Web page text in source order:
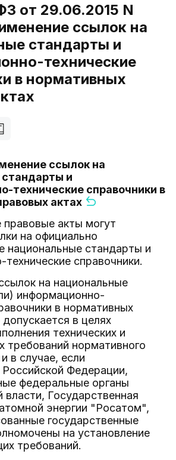
от 29.06.2015 N
ссылок на
стандарты и
технические
в нормативных
ссылок на
и
технические справочники в
актах
акты могут
на официально
национальные стандарты и
справочники.
на национальные
информационно-
в нормативных
в целях
технических и
требований нормативного
в случае, если
Федерации,
федеральные органы
власти, Государственная
энергии "Росатом",
государственные
на установление
требований.